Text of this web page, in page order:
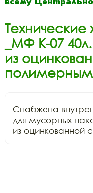
Технические
_МФ К-07
из
Снабжена
для мусорных
из оцинкованной